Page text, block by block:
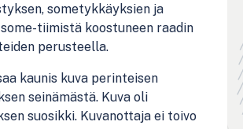
sometykkäyksien ja
tiimistä koostuneen raadin
perusteella.
kaunis kuva perinteisen
seinämästä. Kuva oli
suosikki. Kuvanottaja ei toivo